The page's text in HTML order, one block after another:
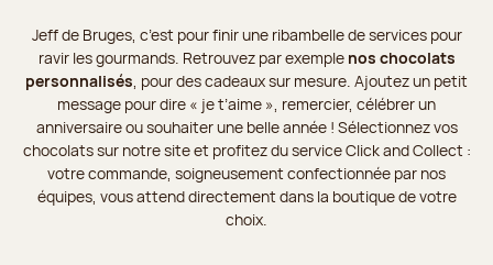
Jeff de Bruges, c’est pour finir une ribambelle de services pour
ravir les gourmands. Retrouvez par exemple nos chocolats
personnalisés , pour des cadeaux sur mesure. Ajoutez un petit
message pour dire « je t’aime », remercier, célébrer un
anniversaire ou souhaiter une belle année ! Sélectionnez vos
chocolats sur notre site et profitez du service Click and Collect :
votre commande, soigneusement confectionnée par nos
équipes, vous attend directement dans la boutique de votre
choix.